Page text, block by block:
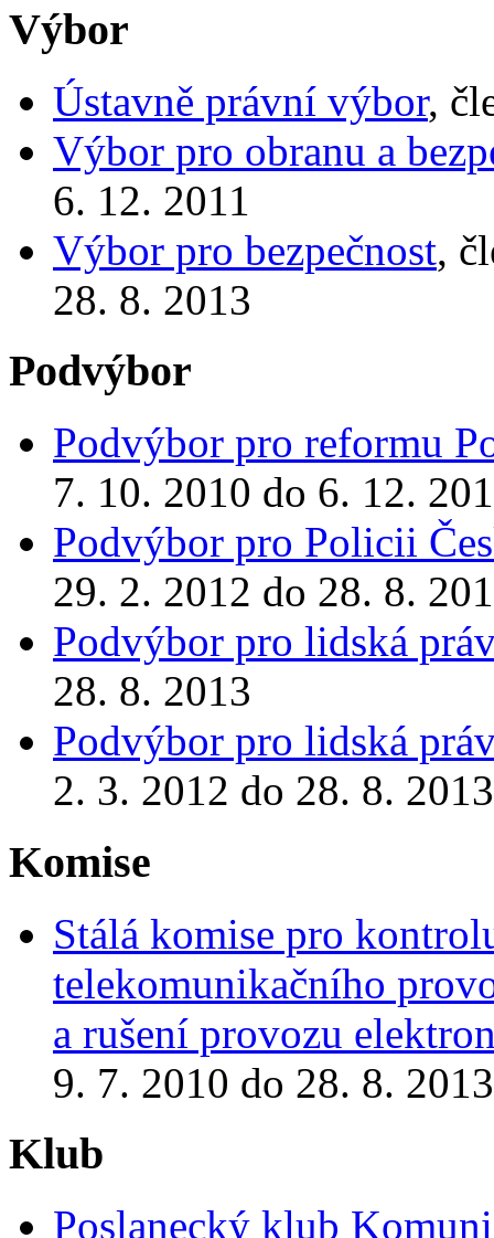
Výbor
Ústavně právní výbor,
Výbor pro obranu a
6. 12. 2011
Výbor pro bezpečnost,
28. 8. 2013
Podvýbor
Podvýbor pro reformu
7. 10. 2010 do 6. 12.
Podvýbor pro Policii
29. 2. 2012 do 28. 8.
Podvýbor pro lidská
28. 8. 2013
Podvýbor pro lidská
2. 3. 2012 do 28. 8. 2013
Komise
Stálá komise pro
telekomunikačního
a rušení provozu
9. 7. 2010 do 28. 8. 2013
Klub
Poslanecký klub